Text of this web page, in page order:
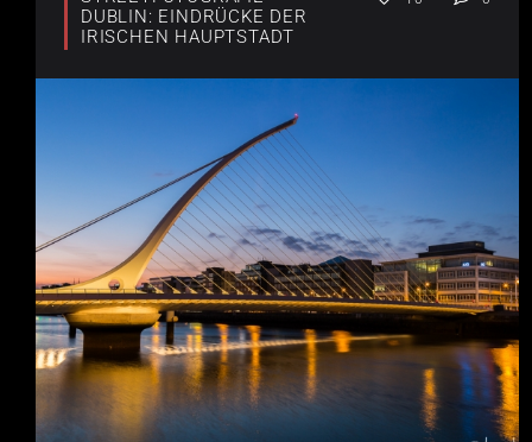
DUBLIN: EINDRÜCKE DER
IRISCHEN HAUPTSTADT